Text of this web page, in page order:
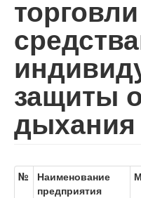
торговли
защиты
дыхания
№
Наименование
предприятия